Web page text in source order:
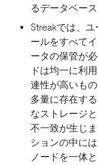
るデータベー
Streakでは、
ールをすべて
ータの保管が
ドは均一に利
連性が高いも
多量に存在す
なストレージ
不一致が生じ
ションの中に
ノードを一体